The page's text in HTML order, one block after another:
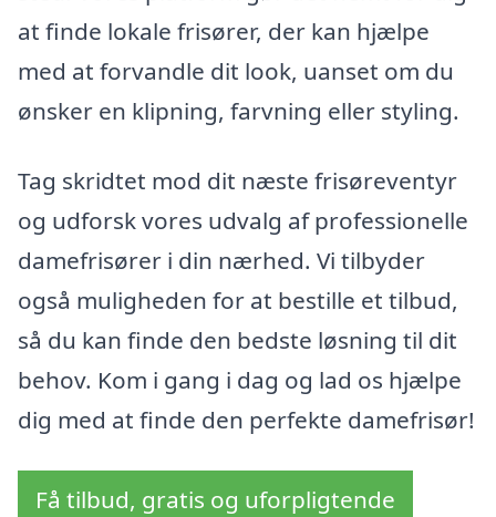
at finde lokale frisører, der kan hjælpe
med at forvandle dit look, uanset om du
ønsker en klipning, farvning eller styling.
Tag skridtet mod dit næste frisøreventyr
og udforsk vores udvalg af professionelle
damefrisører i din nærhed. Vi tilbyder
også muligheden for at bestille et tilbud,
så du kan finde den bedste løsning til dit
behov. Kom i gang i dag og lad os hjælpe
dig med at finde den perfekte damefrisør!
Få tilbud, gratis og uforpligtende